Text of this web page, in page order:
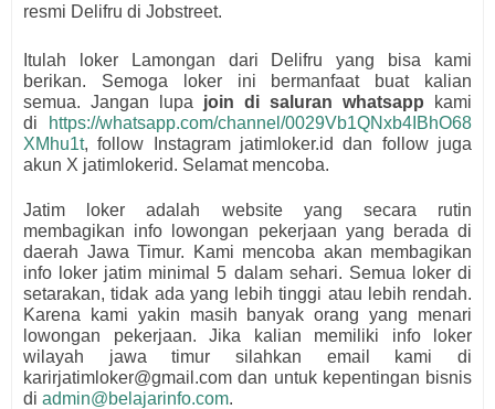
resmi Delifru di Jobstreet.
Itulah loker Lamongan dari Delifru yang bisa kami
berikan. Semoga loker ini bermanfaat buat kalian
semua. Jangan lupa join di saluran whatsapp kami
di
https://whatsapp.com/channel/0029Vb1QNxb4IBhO68
XMhu1t, follow Instagram jatimloker.id dan follow juga
akun X jatimlokerid. Selamat mencoba.
Jatim loker adalah website yang secara rutin
membagikan info lowongan pekerjaan yang berada di
daerah Jawa Timur. Kami mencoba akan membagikan
info loker jatim minimal 5 dalam sehari. Semua loker di
setarakan, tidak ada yang lebih tinggi atau lebih rendah.
Karena kami yakin masih banyak orang yang menari
lowongan pekerjaan. Jika kalian memiliki info loker
wilayah jawa timur silahkan email kami di
karirjatimloker@gmail.com dan untuk kepentingan bisnis
di admin@belajarinfo.com.